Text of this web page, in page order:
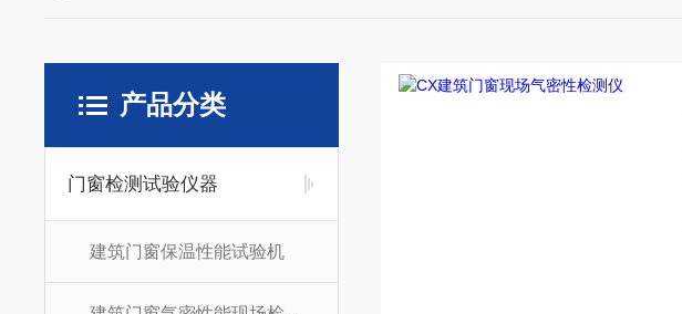
产品分类
门窗检测试验仪器
建筑门窗保温性能试验机